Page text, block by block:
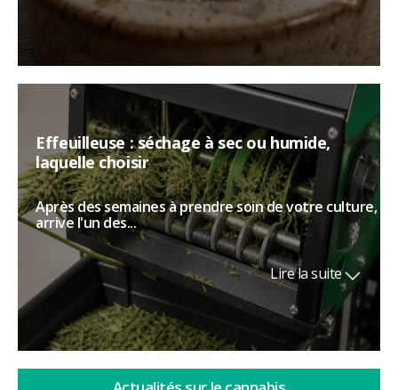
Effeuilleuse : séchage à sec ou humide,
laquelle choisir
Après des semaines à prendre soin de votre culture,
arrive l'un des...
Lire la suite